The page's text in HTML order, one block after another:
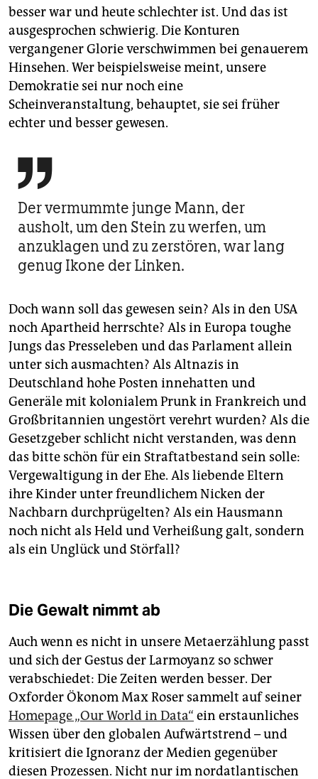
besser war und heute schlechter ist. Und das ist
ausgesprochen schwierig. Die Konturen
vergangener Glorie verschwimmen bei genauerem
Hinsehen. Wer beispielsweise meint, unsere
Demokratie sei nur noch eine
Scheinveranstaltung, behauptet, sie sei früher
echter und besser gewesen.

Der vermummte junge Mann, der
ausholt, um den Stein zu werfen, um
anzuklagen und zu zerstören, war lang
genug Ikone der Linken.
Doch wann soll das gewesen sein? Als in den USA
noch Apartheid herrschte? Als in Europa toughe
Jungs das Presseleben und das Parlament allein
unter sich ausmachten? Als Altnazis in
Deutschland hohe Posten innehatten und
Generäle mit kolonialem Prunk in Frankreich und
Großbritannien ungestört verehrt wurden? Als die
Gesetzgeber schlicht nicht verstanden, was denn
das bitte schön für ein Straftatbestand sein solle:
Vergewaltigung in der Ehe. Als liebende Eltern
ihre Kinder unter freundlichem Nicken der
Nachbarn durchprügelten? Als ein Hausmann
noch nicht als Held und Verheißung galt, sondern
als ein Unglück und Störfall?
Die Gewalt nimmt ab
Auch wenn es nicht in unsere Meta­erzählung passt
und sich der Gestus der Larmoyanz so schwer
verabschiedet: Die Zeiten werden besser. Der
Oxforder Ökonom Max Roser sammelt auf seiner
Homepage „Our World in Data“ ein erstaunliches
Wissen über den globalen Aufwärtstrend – und
kritisiert die Ignoranz der Medien gegenüber
diesen Prozessen. Nicht nur im nordatlantischen